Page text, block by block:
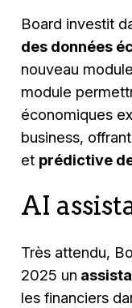
Board investit
des données
nouveau
module
économiques
business,
et prédictive
AI
Très attendu,
2025 un
les financiers